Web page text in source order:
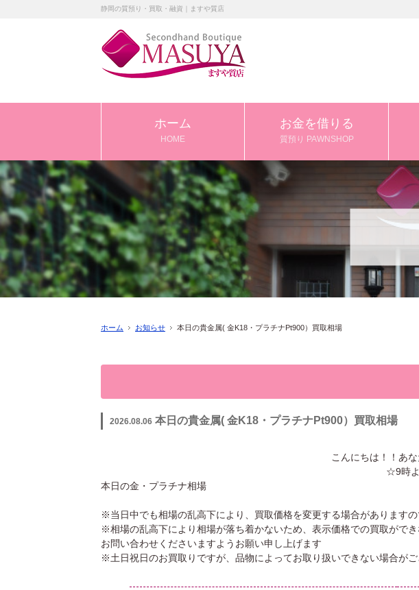
静岡の質預り・買取・融資｜ますや質店
ホーム
HOME
お金を借りる
質預り PAWNSHOP
ホーム お知らせ 本日の貴金属( 金K18・プラチナPt900）買取相場
2026.08.06 本日の貴金属( 金K18・プラチナPt900）買取相場
こんにちは！！あ
☆9時
本日の金・プラチナ相場
※当日中でも相場の乱高下により、買取価格を変更する場合があります
※相場の乱高下により相場が落ち着かないため、表示価格での買取ができ
お問い合わせくださいますようお願い申し上げます
※土日祝日のお買取りですが、品物によってお取り扱いできない場合が